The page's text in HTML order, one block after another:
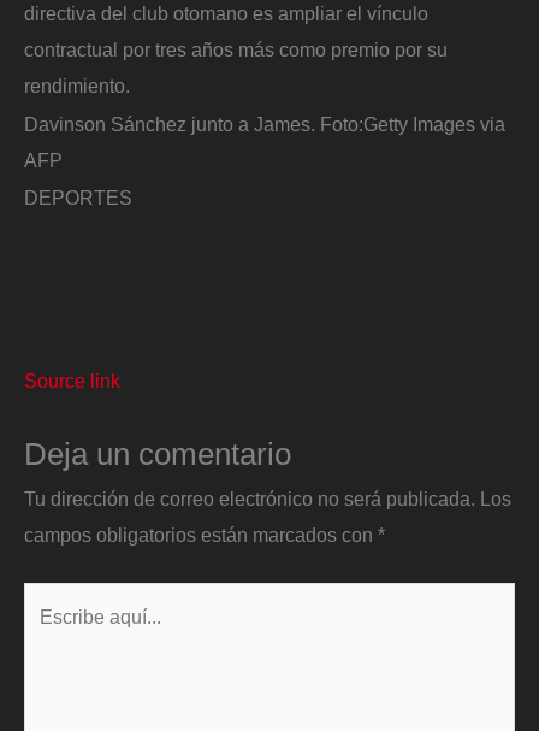
directiva del club otomano es ampliar el vínculo
contractual por tres años más como premio por su
rendimiento.
Davinson Sánchez junto a James. Foto:Getty Images via
AFP
DEPORTES
Source link
Deja un comentario
Tu dirección de correo electrónico no será publicada.
Los
campos obligatorios están marcados con *